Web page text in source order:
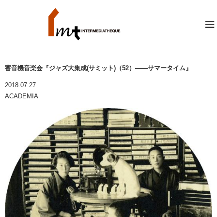
≡
蓄音機音楽会『ジャズ大集成(サミット)（52）――サマータイム』
2018.07.27
ACADEMIA